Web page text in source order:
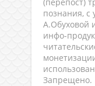
познания,
А.Обуховой
инфо-
Запрещено.